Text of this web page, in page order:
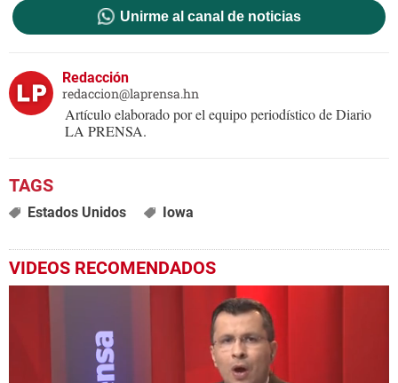
Unirme al canal de noticias
Redacción
redaccion@laprensa.hn
Artículo elaborado por el equipo periodístico de Diario
LA PRENSA.
Estados Unidos Iowa
VIDEOS RECOMENDADOS